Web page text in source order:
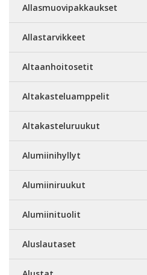
Allasmuovipakkaukset
Allastarvikkeet
Altaanhoitosetit
Altakasteluamppelit
Altakasteluruukut
Alumiinihyllyt
Alumiiniruukut
Alumiinituolit
Aluslautaset